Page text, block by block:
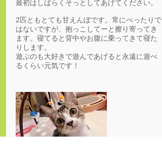
最初はしばらくそっとしてあげてください。
2匹ともとても甘えんぼです。常にべったりで
はないですが、抱っこしてーと擦り寄ってき
ます。寝てると背中やお腹に乗ってきて寝た
りします。
遊ぶのも大好きで遊んであげると永遠に遊べ
るくらい元気です！